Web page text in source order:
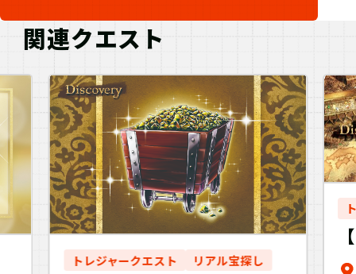
関連クエスト
トレジャークエスト リアル宝探し